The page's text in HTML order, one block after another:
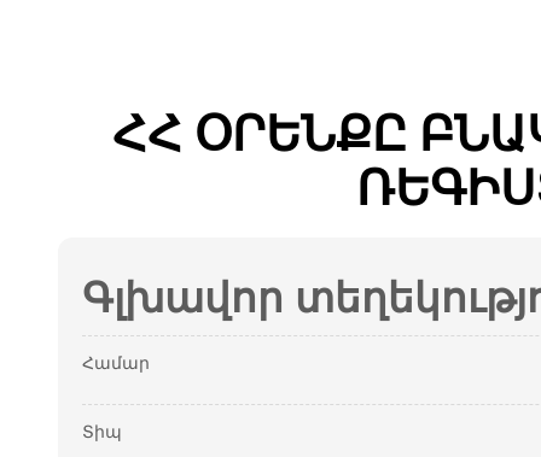
ՀՀ ՕՐԵՆՔԸ
Գլխավոր
Համար
Տիպ